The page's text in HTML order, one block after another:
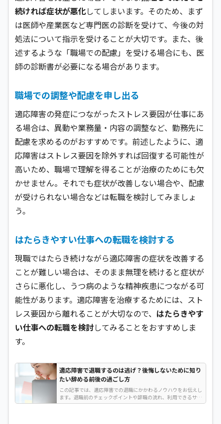
続ければ症状が悪化してしまいます。そのため、まず
は医師や産業医など専門医の診断を受けて、今後の対
処法について指示を受けることが大切です。また、後
述するような「職場での配慮」を受ける場合にも、医
師の診断書が必要になる場合があります。
職場での調整や配慮を申し出る
適応障害の発症につながったストレス要因が仕事にあ
る場合は、異動や業務量・内容の調整など、勤務先に
配慮を求めるのがおすすめです。前述したように、適
応障害はストレス要因を除外すれば回復する可能性が
高いため、職場で理解を得ることが治療のためにも欠
かせません。それでも症状が改善しない場合や、配慮
が受けられない場合などは転職を検討してみましょ
う。
はたらきやすい仕事への転職を検討する
現職ではたらき続けながら適応障害の症状を改善する
ことが難しい場合は、そのまま無理を続けると症状が
さらに悪化し、うつ病のような精神疾患につながる可
能性があります。適応障害を治療するためには、スト
レス要因から離れることが大切なので、 はたらきやす
い仕事への転職を検討してみることをおすすめしま
す。
適応障害で退職するのは逃げ？後悔しないために知り
たい辞める前後の過ごし方
この記事では、適応障害での退職にかかわるノウハウをお伝えし
ます。退職前のチェックポイントや辞職の流れ、利用できるサー
ビスを紹介しますので、適応障害で仕事を辞めるのが不安な方は